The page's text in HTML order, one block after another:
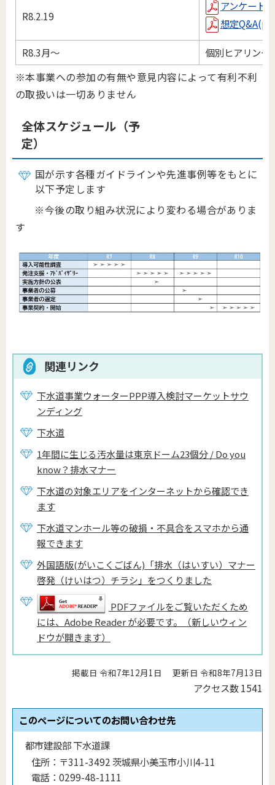
R8.2.19
アンケート
想定
R8.3月～ 個別ヒアリング
※本事業への参加の有無や意見内容によって有利不利
の取扱いは一切ありません
全体スケジュール（予
定）
国が示す各種ガイドラインや先進事例等をもとに
以下予定します
※今後の取り組み状況により変わる場合がありま
す
関連リンク
下水道事業ウォーターPPP導入検討マーケットサウ
ンディング
下水道
1年間に生じる汚水量は東京ドーム23個分 / Do you
know？排水マナー
下水道の対象エリアをインターネットから確認でき
ます
下水道マンホール等の破損・不具合をスマホから通
報できます
外国語版(がいこくごばん)「排水（はいすい）マナー
啓発（けいはつ）チラシ」をつくりました
PDFファイルをご覧いただくため
には、Adobe Reader が必要です。（新しいウィン
ドウが開きます）
掲載日 令和7年12月1日 更新日 令和8年7月13日
アクセス数1541
このページについてのお問い合わせ先
都市建設部 下水道課
住所： 〒311-3492 茨城県小美玉市小川4-11
電話： 0299-48-1111